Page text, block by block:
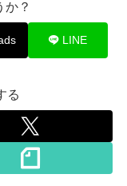
か？
LINE
る